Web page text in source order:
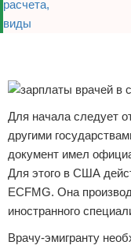
Для начала следует
другими
документ имел
Для этого в США
ECFMG. Она
иностранного
Врачу-эмигранту